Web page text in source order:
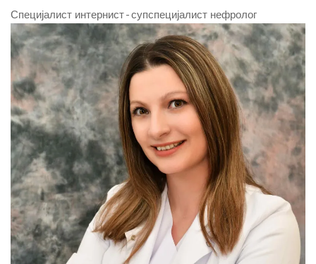
Специјалист интернист - супспецијалист нефролог